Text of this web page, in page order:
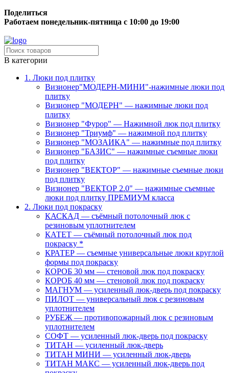
Поделиться
Работаем понедельник-пятница с 10:00 до 19:00
В категории
1. Люки под плитку
Визионер"МОДЕРН-МИНИ"-нажимные люки под
плитку
Визионер "МОДЕРН" — нажимные люки под
плитку
Визионер "Фурор" — Нажимной люк под плитку
Визионер "Триумф" — нажимной под плитку
Визионер "МОЗАИКА" — нажимные под плитку
Визионер "БАЗИС" — нажимные съемные люки
под плитку
Визионер "ВЕКТОР" — нажимные съемные люки
под плитку
Визионер "ВЕКТОР 2.0" — нажимные съемные
люки под плитку ПРЕМИУМ класса
2. Люки под покраску
КАСКАД — съёмный потолочный люк с
резиновым уплотнителем
КАТЕТ — съёмный потолочный люк под
покраску *
КРАТЕР — съемные универсальные люки круглой
формы под покраску
КОРОБ 30 мм — стеновой люк под покраску
КОРОБ 40 мм — стеновой люк под покраску
МАГНУМ — усиленный люк-дверь под покраску
ПИЛОТ — универсальный люк с резиновым
уплотнителем
РУБЕЖ — противопожарный люк с резиновым
уплотнителем
СОФТ — усиленный люк-дверь под покраску
ТИТАН — усиленный люк-дверь
ТИТАН МИНИ — усиленный люк-дверь
ТИТАН МАКС — усиленный люк-дверь под